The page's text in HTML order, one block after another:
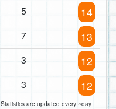
5 14
7 13
3 12
3 12
Statistics are updated every ~day